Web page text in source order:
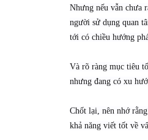
Nhưng nếu vẫn chưa
người sử dụng quan
tới có chiều hướng
Và rõ ràng mục tiêu
nhưng đang có xu
Chốt lại, nên nhớ
khả năng viết tốt về